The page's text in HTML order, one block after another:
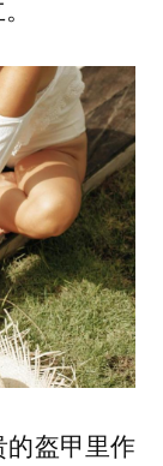
盔甲里作